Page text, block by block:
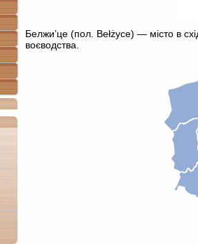
Белжи’це (пол. Bełżyce) — місто в
воєводства.